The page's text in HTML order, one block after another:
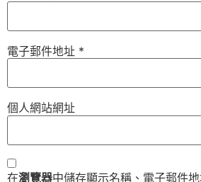
電子郵件地址 *
個人網站網址
在瀏覽器中儲存顯示名稱、電子郵件